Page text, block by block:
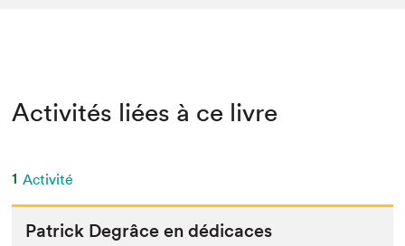
Activités liées à ce livre
1 Activité
Patrick Degrâce en dédicaces